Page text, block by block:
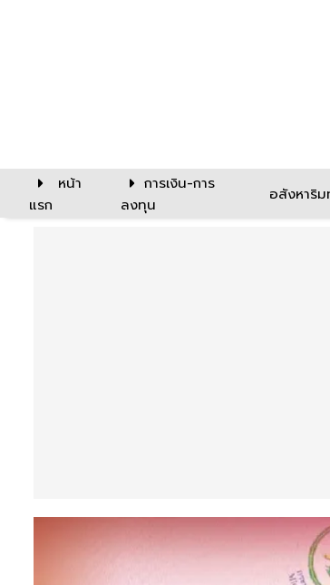
หน้า
แรก
การเงิน-การ
ลงทุน
อสังหาริ